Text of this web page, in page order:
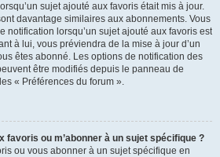
sujet ajouté aux favoris était mis à jour.
davantage similaires aux abonnements. Vous
notification lorsqu’un sujet ajouté aux favoris est
à lui, vous préviendra de la mise à jour d’un
êtes abonné. Les options de notification des
être modifiés depuis le panneau de
« Préférences du forum ».
favoris ou m’abonner à un sujet spécifique ?
ou vous abonner à un sujet spécifique en